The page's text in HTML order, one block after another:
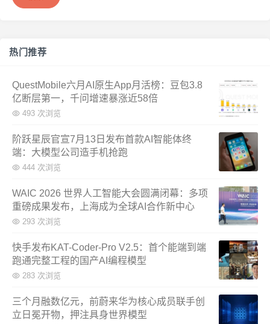
热门推荐
QuestMobile六月AI原生App月活榜：豆包3.8
亿断层第一，千问增速暴涨近58倍
493 次浏览
阶跃星辰官宣7月13日发布首款AI智能体终
端：大模型公司造手机抢跑
444 次浏览
WAIC 2026 世界人工智能大会圆满闭幕：多项
重磅成果发布，上海成为全球AI合作新中心
293 次浏览
快手发布KAT-Coder-Pro V2.5：首个能端到端
跑通完整工程的国产AI编程模型
283 次浏览
三个月融数亿元，前蔚来华为核心成员联手创
立日冕开物，押注具身世界模型